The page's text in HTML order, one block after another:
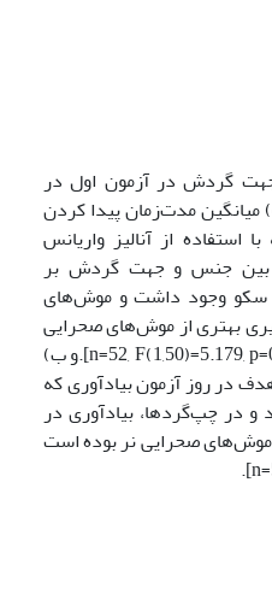
جهت گردش در آزمون اول در
میانگین مدت‌زمان پیدا کردن
از آنالیز واریانس
بین جنس و جهت گردش بر
سکو وجود داشت و موش‌های
بهتری از موش‌های صحرایی
نر راست‌گرد داشتند [*: n=52, F(1,50)=5.179, p=0.027].و ب)
در روز آزمون بیادآوری که
و در چپ‌گردها، بیادآوری در
صحرایی نر بوده است